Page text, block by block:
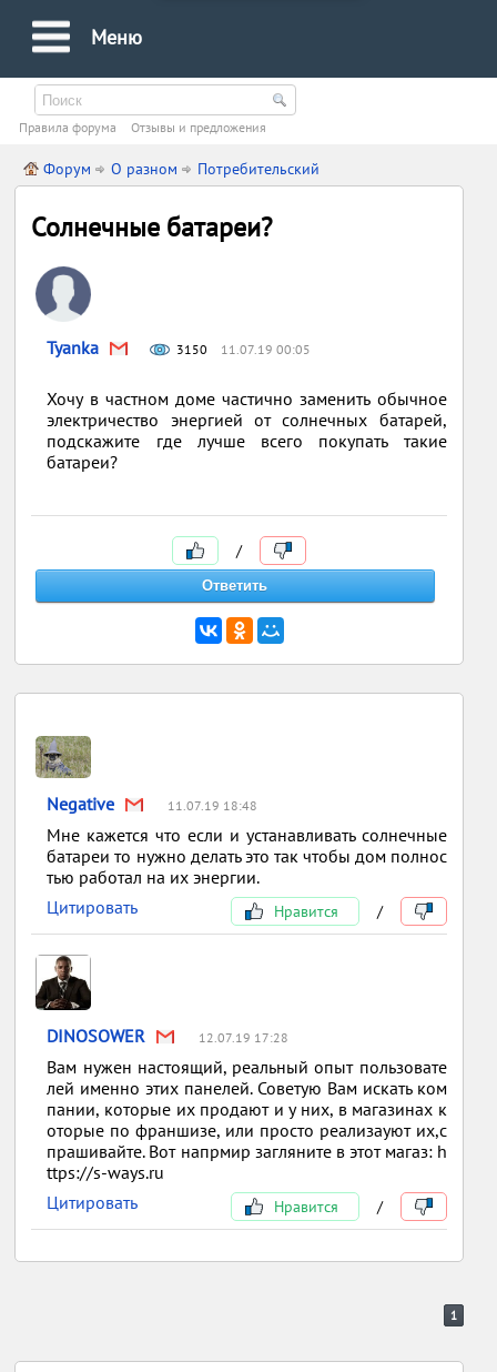
Меню
Правила форума Oтзывы и предложения
Форум О разном Потребительский
Солнечные батареи?
Tyanka 3150 11.07.19 00:05
Хочу в частном доме частично заменить обычное
электричество энергией от солнечных батарей,
подскажите где лучше всего покупать такие
батареи?
/
Negative 11.07.19 18:48
Мне кажется что если и устанавливать солнечные
батареи то нужно делать это так чтобы дом полнос
тью работал на их энергии.
Цитировать
Нравится /
DINOSOWER 12.07.19 17:28
Вам нужен настоящий, реальный опыт пользовате
лей именно этих панелей. Советую Вам искать ком
пании, которые их продают и у них, в магазинах к
оторые по франшизе, или просто реализауют их,с
прашивайте. Вот напрмир загляните в этот магаз: h
ttps://s-ways.ru
Цитировать
Нравится /
1